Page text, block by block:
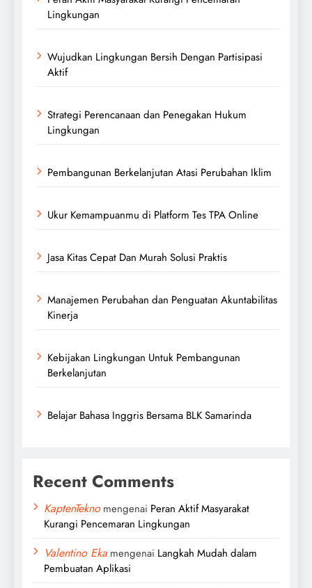
Lingkungan
Wujudkan Lingkungan Bersih Dengan Partisipasi
Aktif
Strategi Perencanaan dan Penegakan Hukum
Lingkungan
Pembangunan Berkelanjutan Atasi Perubahan Iklim
Ukur Kemampuanmu di Platform Tes TPA Online
Jasa Kitas Cepat Dan Murah Solusi Praktis
Manajemen Perubahan dan Penguatan Akuntabilitas
Kinerja
Kebijakan Lingkungan Untuk Pembangunan
Berkelanjutan
Belajar Bahasa Inggris Bersama BLK Samarinda
Recent Comments
KaptenTeknomengenai Peran Aktif Masyarakat
Kurangi Pencemaran Lingkungan
Valentino Eka mengenai Langkah Mudah dalam
Pembuatan Aplikasi